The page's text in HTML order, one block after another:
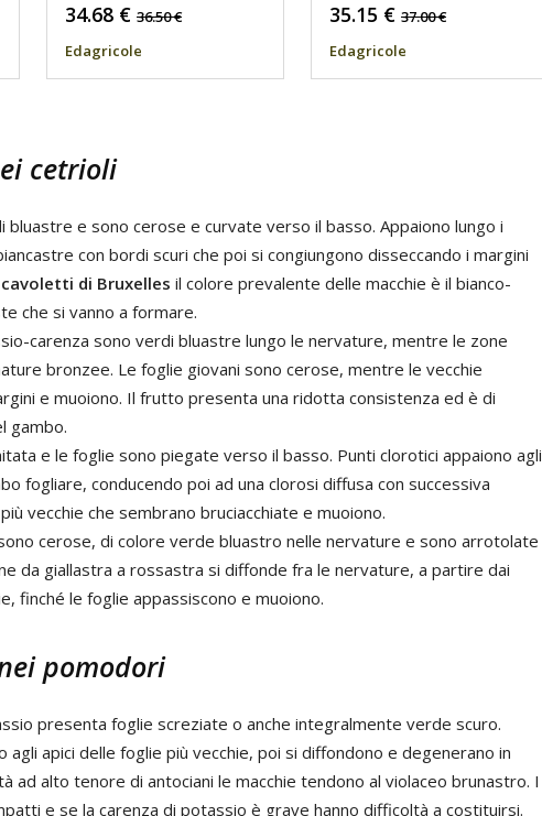
34.68 € 36.50€
Edagricole
35.15 € 37.00€
Edagricole
cetrioli
bluastre e sono cerose e curvate verso il basso. Appaiono lungo i
con bordi scuri che poi si congiungono disseccando i margini
cavoletti di Bruxelles il colore prevalente delle macchie è il bianco-
che si vanno a formare.
carenza sono verdi bluastre lungo le nervature, mentre le zone
bronzee. Le foglie giovani sono cerose, mentre le vecchie
e muoiono. Il frutto presenta una ridotta consistenza ed è di
gambo.
e le foglie sono piegate verso il basso. Punti clorotici appaiono agli
fogliare, conducendo poi ad una clorosi diffusa con successiva
vecchie che sembrano bruciacchiate e muoiono.
cerose, di colore verde bluastro nelle nervature e sono arrotolate
da giallastra a rossastra si diffonde fra le nervature, a partire dai
finché le foglie appassiscono e muoiono.
pomodori
presenta foglie screziate o anche integralmente verde scuro.
agli apici delle foglie più vecchie, poi si diffondono e degenerano in
ad alto tenore di antociani le macchie tendono al violaceo brunastro. I
e se la carenza di potassio è grave hanno difficoltà a costituirsi.